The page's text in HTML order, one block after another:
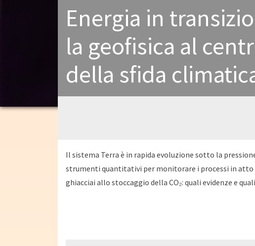
Energia in
la geofisica al
della sfida
Il sistema Terra è in rapida evoluzione sotto la
strumenti quantitativi per monitorare i processi in atto
ghiacciai allo stoccaggio della CO₂: quali evidenze e